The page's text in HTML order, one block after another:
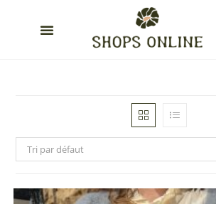
Tri par défaut